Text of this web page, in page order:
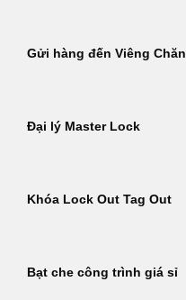
Gửi hàng đến Viêng Chăn
Đại lý Master Lock
Khóa Lock Out Tag Out
Bạt che công trình giá sỉ